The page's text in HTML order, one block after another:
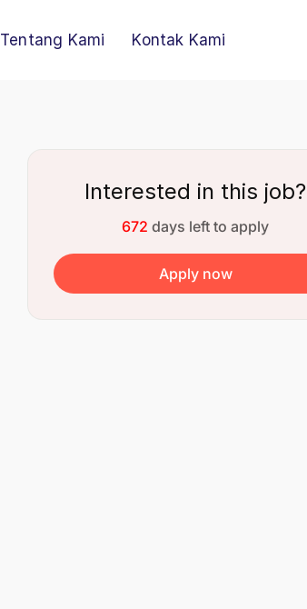
Tentang Kami Kontak Kami
Interested in this job?
672 days left to apply
Apply now